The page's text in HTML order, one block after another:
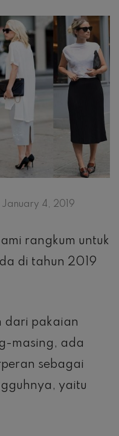
January 4, 2019
rangkum untuk
di tahun 2019
dari pakaian
masing, ada
sebagai
yaitu